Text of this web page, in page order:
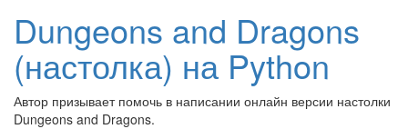
Dungeons and Dragons
(настолка) на Python
Автор призывает помочь в написании онлайн версии настолки
Dungeons and Dragons.